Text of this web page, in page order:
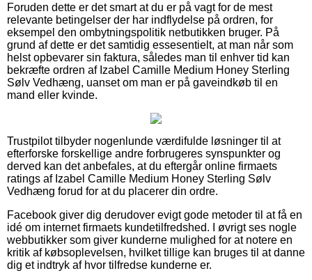
Foruden dette er det smart at du er på vagt for de mest
relevante betingelser der har indflydelse på ordren, for
eksempel den ombytningspolitik netbutikken bruger. På
grund af dette er det samtidig essesentielt, at man når som
helst opbevarer sin faktura, således man til enhver tid kan
bekræfte ordren af Izabel Camille Medium Honey Sterling
Sølv Vedhæng, uanset om man er på gaveindkøb til en
mand eller kvinde.
Trustpilot tilbyder nogenlunde værdifulde løsninger til at
efterforske forskellige andre forbrugeres synspunkter og
derved kan det anbefales, at du eftergår online firmaets
ratings af Izabel Camille Medium Honey Sterling Sølv
Vedhæng forud for at du placerer din ordre.
Facebook giver dig derudover evigt gode metoder til at få en
idé om internet firmaets kundetilfredshed. I øvrigt ses nogle
webbutikker som giver kunderne mulighed for at notere en
kritik af købsoplevelsen, hvilket tillige kan bruges til at danne
dig et indtryk af hvor tilfredse kunderne er.